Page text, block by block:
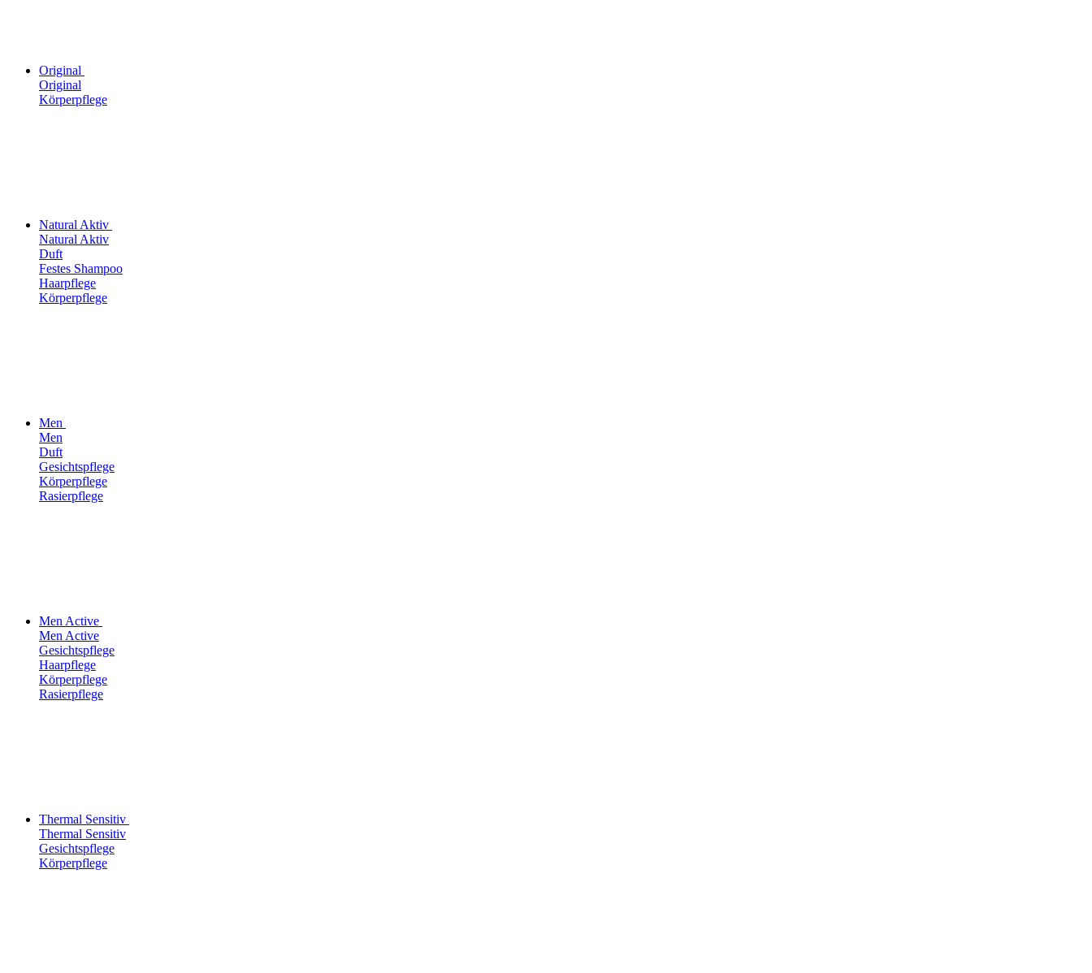
Original
Original
Körperpflege
Natural Aktiv
Natural Aktiv
Duft
Festes Shampoo
Haarpflege
Körperpflege
Men
Men
Duft
Gesichtspflege
Körperpflege
Rasierpflege
Men Active
Men Active
Gesichtspflege
Haarpflege
Körperpflege
Rasierpflege
Thermal Sensitiv
Thermal Sensitiv
Gesichtspflege
Körperpflege